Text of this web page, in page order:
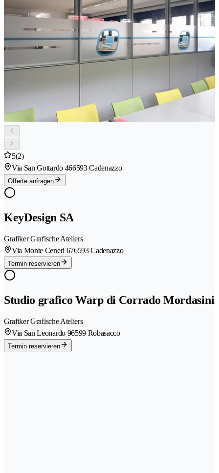
5(2)
Via San Gottardo 466593 Cadenazzo
Offerte anfragen
KeyDesign SA
Grafiker Grafische Ateliers
Via Monte Ceneri 676593 Cadenazzo
Termin reservieren
Studio grafico Warp di Corrado Mordasini
Grafiker Grafische Ateliers
Via San Leonardo 96599 Robasacco
Termin reservieren